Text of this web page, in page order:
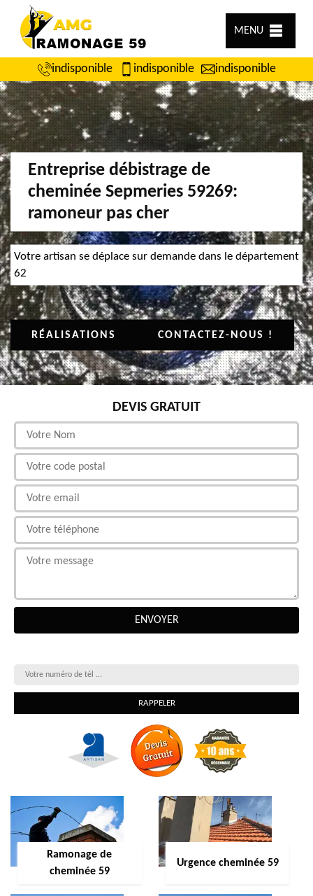
MENU
indisponible indisponible indisponible
Entreprise débistrage de
cheminée Sepmeries 59269:
ramoneur pas cher
Votre artisan se déplace sur demande dans le département
62
RÉALISATIONS CONTACTEZ-NOUS !
DEVIS GRATUIT
Ramonage de
cheminée 59
Urgence cheminée 59